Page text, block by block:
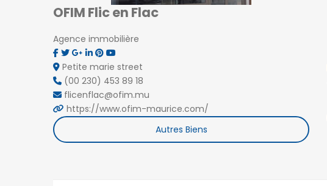
OFIM Flic en Flac
Agence immobilière
Petite marie street
(00 230) 453 89 18
flicenflac@ofim.mu
https://www.ofim-maurice.com/
Autres Biens